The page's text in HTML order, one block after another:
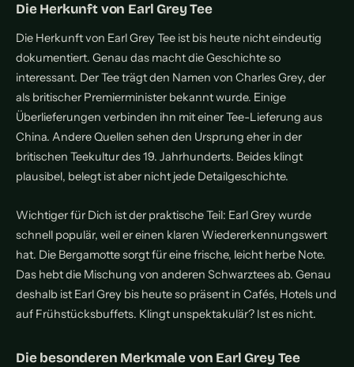
Die Herkunft von Earl Grey Tee
Die Herkunft von Earl Grey Tee ist bis heute nicht eindeutig
dokumentiert. Genau das macht die Geschichte so
interessant. Der Tee trägt den Namen von Charles Grey, der
als britischer Premierminister bekannt wurde. Einige
Überlieferungen verbinden ihn mit einer Tee-Lieferung aus
China. Andere Quellen sehen den Ursprung eher in der
britischen Teekultur des 19. Jahrhunderts. Beides klingt
plausibel, belegt ist aber nicht jede Detailgeschichte.
Wichtiger für Dich ist der praktische Teil: Earl Grey wurde
schnell populär, weil er einen klaren Wiedererkennungswert
hat. Die Bergamotte sorgt für eine frische, leicht herbe Note.
Das hebt die Mischung von anderen Schwarztees ab. Genau
deshalb ist Earl Grey bis heute so präsent in Cafés, Hotels und
auf Frühstücksbuffets. Klingt unspektakulär? Ist es nicht.
Die besonderen Merkmale von Earl Grey Tee